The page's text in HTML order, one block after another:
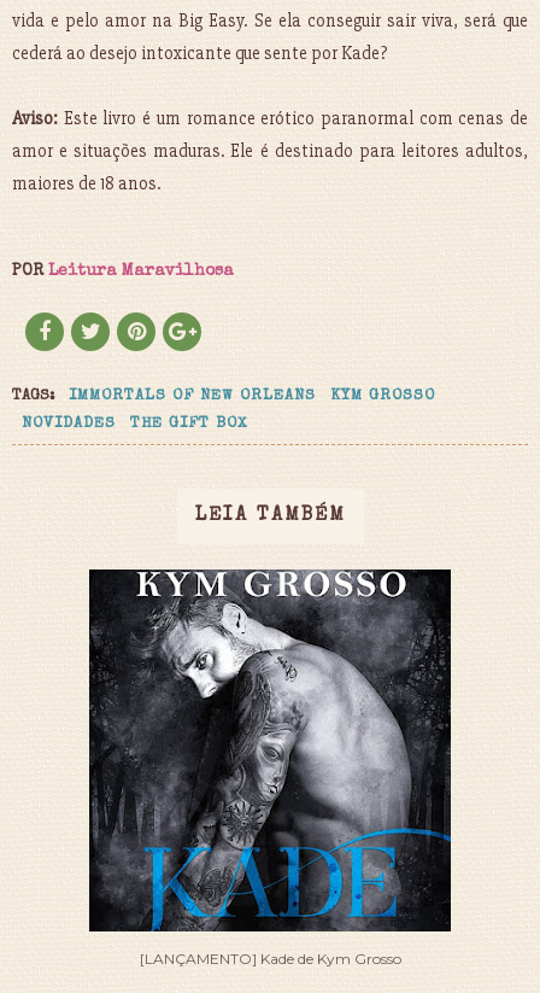
vida e pelo amor na Big Easy. Se ela conseguir sair viva, será que
cederá ao desejo intoxicante que sente por Kade?
Aviso: Este livro é um romance erótico paranormal com cenas de
amor e situações maduras. Ele é destinado para leitores adultos,
maiores de 18 anos.
PORLeitura Maravilhosa
TAGS: IMMORTALS OF NEW ORLEANS
KYM GROSSO
NOVIDADES
THE GIFT BOX
LEIA TAMBÉM
[LANÇAMENTO] Kade de Kym Grosso